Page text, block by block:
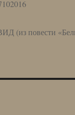
(из повести